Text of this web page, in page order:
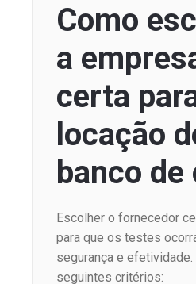
Como
a
certa
locação
banco de
Escolher o fornecedor
para que os testes
segurança e
seguintes critérios: